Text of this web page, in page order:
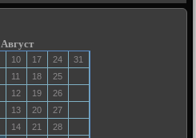
Август
10 17 24
31
11 18
25
12 19
26
13 20
27
14 21
28